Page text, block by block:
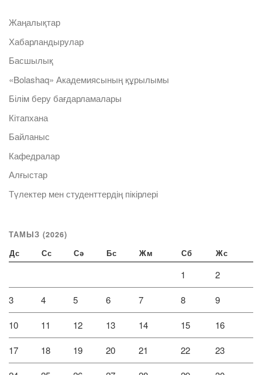
Жаңалықтар
Хабарландырулар
Басшылық
«Bolashaq» Академиясының құрылымы
Білім беру бағдарламалары
Кітапхана
Байланыс
Кафедралар
Алғыстар
Түлектер мен студенттердің пікірлері
ТАМЫЗ (2026)
Дс Сс Сә Бс Жм Сб Жс
1 2
3 4 5 6 7 8 9
10 11 12 13 14 15 16
17 18 19 20 21 22 23